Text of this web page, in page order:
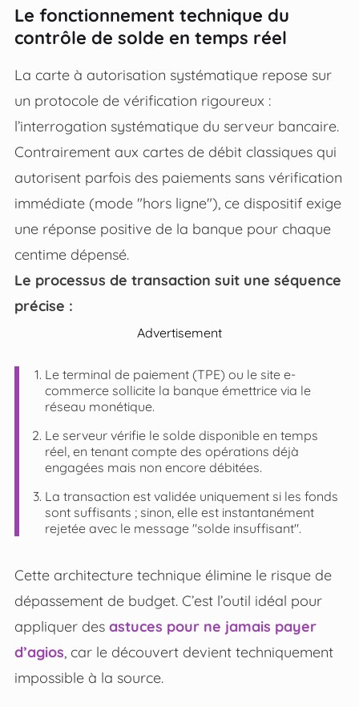
Le fonctionnement technique du
contrôle de solde en temps réel
La carte à autorisation systématique repose sur
un protocole de vérification rigoureux :
l’interrogation systématique du serveur bancaire.
Contrairement aux cartes de débit classiques qui
autorisent parfois des paiements sans vérification
immédiate (mode "hors ligne"), ce dispositif exige
une réponse positive de la banque pour chaque
centime dépensé.
Le processus de transaction suit une séquence
précise :
Advertisement
Le terminal de paiement (TPE) ou le site e-
commerce sollicite la banque émettrice via le
réseau monétique.
Le serveur vérifie le solde disponible en temps
réel, en tenant compte des opérations déjà
engagées mais non encore débitées.
La transaction est validée uniquement si les fonds
sont suffisants ; sinon, elle est instantanément
rejetée avec le message "solde insuffisant".
Cette architecture technique élimine le risque de
dépassement de budget. C’est l’outil idéal pour
appliquer des astuces pour ne jamais payer
d’agios , car le découvert devient techniquement
impossible à la source.